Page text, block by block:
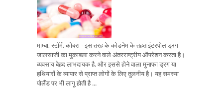
माम्बा, स्टॉर्म, कोबरा - इस तरह के कोडनेम के तहत इंटरपोल ड्रग
जालसाजी का मुकाबला करने वाले अंतरराष्ट्रीय ऑपरेशन करता है।
व्यवसाय बेहद लाभदायक है, और इससे होने वाला मुनाफा ड्रग या
हथियारों के व्यापार से प्राप्त लोगों के लिए तुलनीय है। यह समस्या
पोलैंड पर भी लागू होती है ...